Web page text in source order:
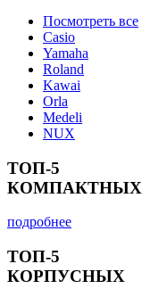
Посмотреть все
Casio
Yamaha
Roland
Kawai
Orla
Medeli
NUX
ТОП-5
КОМПАКТНЫХ
подробнее
ТОП-5
КОРПУСНЫХ